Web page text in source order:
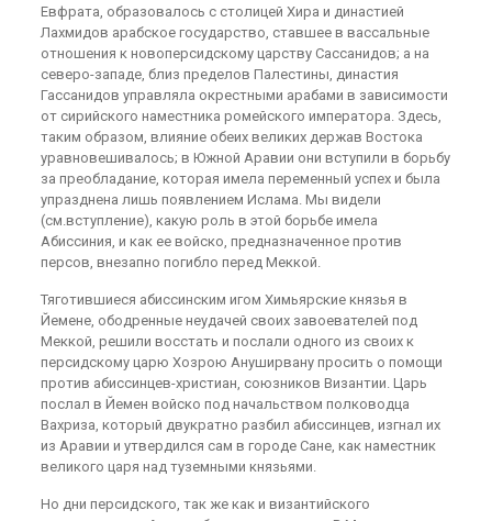
Евфрата, образовалось с столицей Хира и династией
Лахмидов арабское государство, ставшее в вассальные
отношения к новоперсидскому царству Сассанидов; а на
северо-западе, близ пределов Палестины, династия
Гассанидов управляла окрестными арабами в зависимости
от сирийского наместника ромейского императора. Здесь,
таким образом, влияние обеих великих держав Востока
уравновешивалось; в Южной Аравии они вступили в борьбу
за преобладание, которая имела переменный успех и была
упразднена лишь появлением Ислама. Мы видели
(см.вступление), какую роль в этой борьбе имела
Абиссиния, и как ее войско, предназначенное против
персов, внезапно погибло перед Меккой.
Тяготившиеся абиссинским игом Химьярские князья в
Йемене, ободренные неудачей своих завоевателей под
Меккой, решили восстать и послали одного из своих к
персидскому царю Хозрою Ануширвану просить о помощи
против абиссинцев-христиан, союзников Византии. Царь
послал в Йемен войско под начальством полководца
Вахриза, который двукратно разбил абиссинцев, изгнал их
из Аравии и утвердился сам в городе Сане, как наместник
великого царя над туземными князьями.
Но дни персидского, так же как и византийского